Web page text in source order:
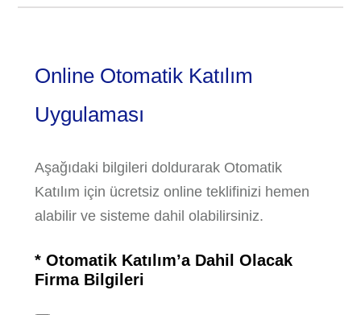
Online Otomatik Katılım
Uygulaması
Aşağıdaki bilgileri doldurarak Otomatik
Katılım için ücretsiz online teklifinizi hemen
alabilir ve sisteme dahil olabilirsiniz.
* Otomatik Katılım’a Dahil Olacak
Firma Bilgileri